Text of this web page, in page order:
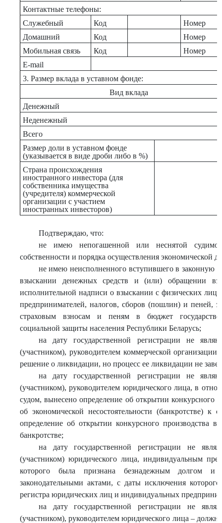
Контактные телефоны:
Служебный
Код
Номер
Домашний
Код
Номер
Мобильная связь
Код
Номер
E-mail
3. Размер вклада в уставном фонде:
Вид вклада
Денежный
Неденежный
Всего
Размер доли в уставном фонде
(указывается в виде дроби либо в %)
Страна происхождения
иностранного инвестора (для
собственника имущества
(учредителя) коммерческой
организации с участием
иностранных инвесторов)
Подтверждаю, что:
не имею непогашенной или неснятой
собственности и порядка осуществления экономической
не имею неисполненного вступившего в законную
взыскании денежных средств и (или) обращении
исполнительной надписи о взыскании с физических
предпринимателей, налогов, сборов (пошлин) и пеней,
страховым взносам и пеням в бюджет
социальной защиты населения Республики Беларусь;
на дату государственной регистрации не
(участником), руководителем коммерческой
решение о ликвидации, но процесс ее ликвидации не
на дату государственной регистрации не
(участником), руководителем юридического лица, в
судом, вынесено определение об открытии конкурсного
об экономической несостоятельности (банкротстве) к
определение об открытии конкурсного производства в
банкротстве;
на дату государственной регистрации не
(участником) юридического лица, индивидуальным
которого была признана безнадежным долгом и
законодательными актами, с даты исключения
регистра юридических лиц и индивидуальных
на дату государственной регистрации не
(участником), руководителем юридического лица –